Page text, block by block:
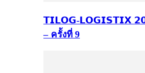
𝗧𝗜𝗟𝗢𝗚-𝗟𝗢𝗚𝗜𝗦𝗧𝗜𝗫
– ครั้งที่ 9